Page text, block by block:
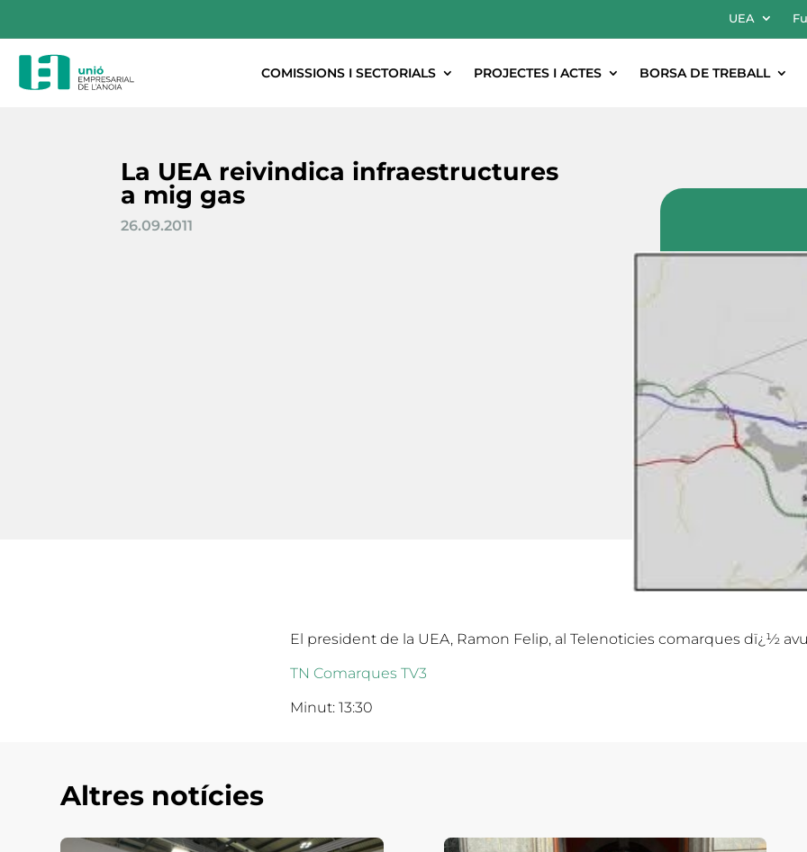
UEA
COMISSIONS I SECTORIALS PROJECTES I ACTES BORSA DE TREBALL
La UEA reivindica infraestructures
a mig gas
26.09.2011
El president de la UEA, Ramon Felip, al Telenoticies comarques dï¿½
TN Comarques TV3
Minut: 13:30
Altres notícies